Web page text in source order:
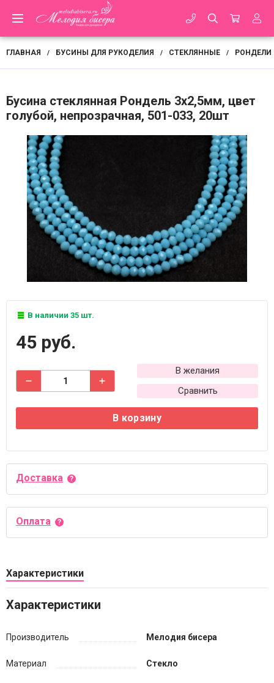
ГЛАВНАЯ / БУСИНЫ ДЛЯ РУКОДЕЛИЯ / СТЕКЛЯННЫЕ / РОНДЕЛИ
Бусина стеклянная Рондель 3х2,5мм, цвет
голубой, непрозрачная, 501-033, 20шт
В наличии 35 шт.
45 руб.
В желания
Сравнить
В корзину
Доставка
Оплата
Характеристики
Характеристики
Производитель Мелодия бисера
Материал Стекло